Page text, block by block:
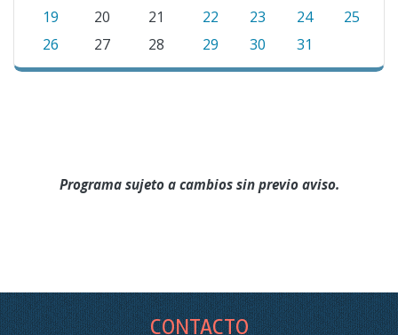
19
20 21 22 23 24
25
26
27 28 29 30 31
Programa sujeto a cambios sin previo aviso.
CONTACTO